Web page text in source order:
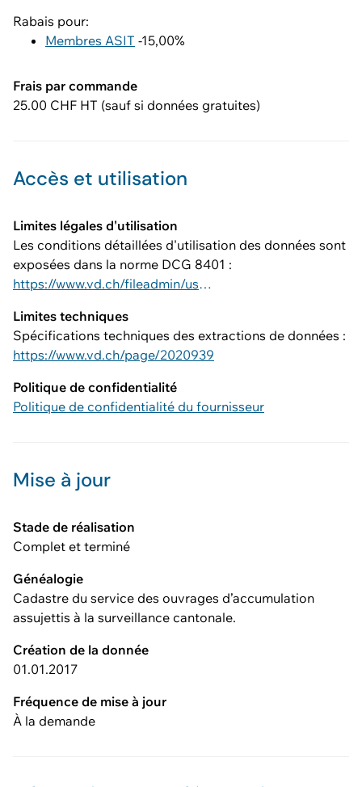
Rabais pour:
Membres ASIT -15,00%
Frais par commande
25.00 CHF HT (sauf si données gratuites)
Accès et utilisation
Limites légales d'utilisation
Les conditions détaillées d'utilisation des données sont
exposées dans la norme DCG 8401 :
https://www.vd.ch/fileadmin/user_upload/dinf/8000/8401.pdf
Limites techniques
Spécifications techniques des extractions de données :
https://www.vd.ch/page/2020939
Politique de confidentialité
Politique de confidentialité du fournisseur
Mise à jour
Stade de réalisation
Complet et terminé
Généalogie
Cadastre du service des ouvrages d’accumulation
assujettis à la surveillance cantonale.
Création de la donnée
01.01.2017
Fréquence de mise à jour
À la demande